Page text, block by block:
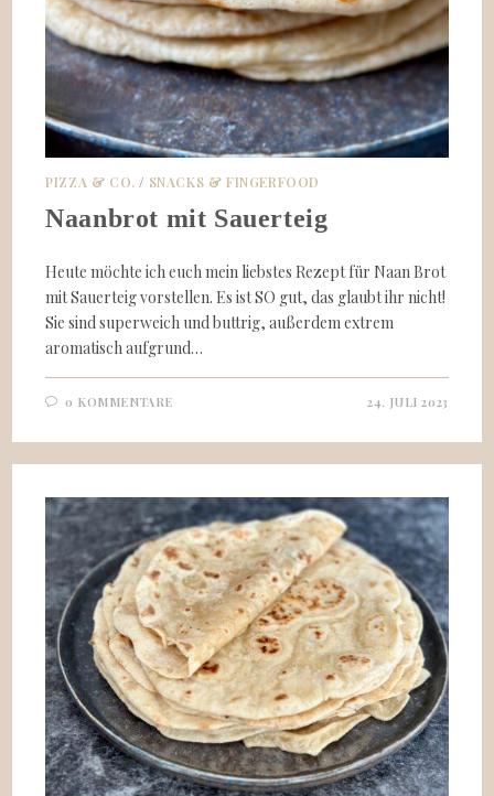
PIZZA & CO. / SNACKS & FINGERFOOD
Naanbrot mit Sauerteig
Heute möchte ich euch mein liebstes Rezept für Naan Brot
mit Sauerteig vorstellen. Es ist SO gut, das glaubt ihr nicht!
Sie sind superweich und buttrig, außerdem extrem
aromatisch aufgrund…
0 KOMMENTARE 24. JULI 2023